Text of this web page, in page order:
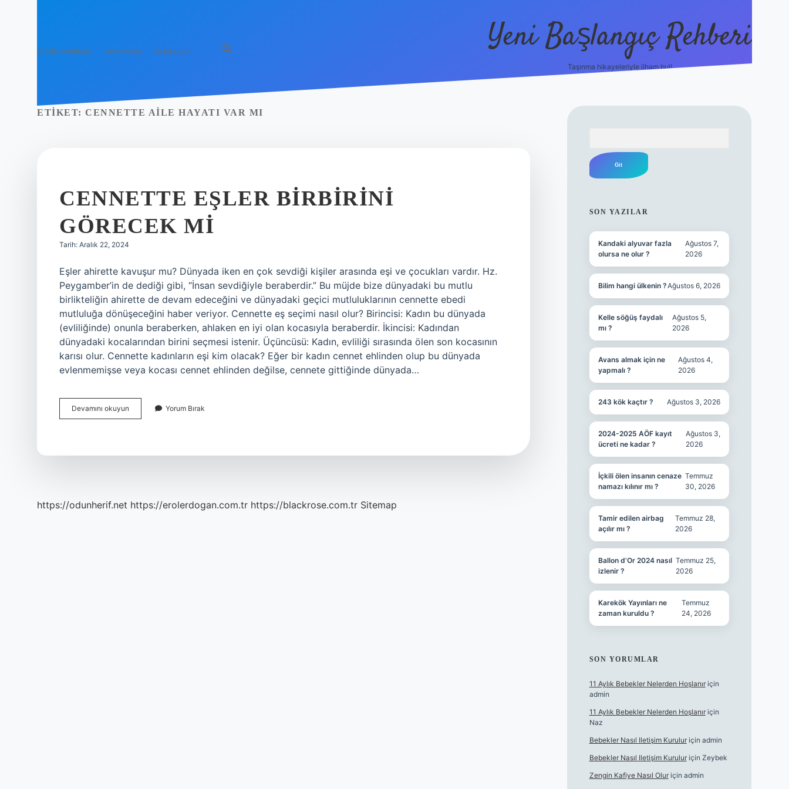
Gizlilik Politikası Hakkımızda Yasal Uyarı Yeni Başlangıç Rehberi
Taşınma hikayeleriyle ilham bul!
ETIKET: CENNETTE AILE HAYATI VAR MI
CENNETTE EŞLER BIRBIRINI
GÖRECEK MI
Tarih: Aralık 22, 2024
Eşler ahirette kavuşur mu? Dünyada iken en çok sevdiği kişiler arasında eşi ve çocukları vardır. Hz.
Peygamber’in de dediği gibi, “İnsan sevdiğiyle beraberdir.” Bu müjde bize dünyadaki bu mutlu
birlikteliğin ahirette de devam edeceğini ve dünyadaki geçici mutluluklarının cennette ebedi
mutluluğa dönüşeceğini haber veriyor. Cennette eş seçimi nasıl olur? Birincisi: Kadın bu dünyada
(evliliğinde) onunla beraberken, ahlaken en iyi olan kocasıyla beraberdir. İkincisi: Kadından
dünyadaki kocalarından birini seçmesi istenir. Üçüncüsü: Kadın, evliliği sırasında ölen son kocasının
karısı olur. Cennette kadınların eşi kim olacak? Eğer bir kadın cennet ehlinden olup bu dünyada
evlenmemişse veya kocası cennet ehlinden değilse, cennete gittiğinde dünyada…
Devamını okuyun Cennette
Eşler
Yorum Bırak
https://odunherif.net https://erolerdogan.com.tr https://blackrose.com.tr Sitemap
SON YAZILAR
Kandaki alyuvar fazla
olursa ne olur ?
Ağustos 7,
2026
Bilim hangi ülkenin ?Ağustos 6, 2026
Kelle söğüş faydalı
mı ?
Ağustos 5,
2026
Avans almak için ne
yapmalı ?
Ağustos 4,
2026
243 kök kaçtır ? Ağustos 3, 2026
2024-2025 AÖF kayıt
ücreti ne kadar ?
Ağustos 3,
2026
İçkili ölen insanın cenaze
namazı kılınır mı ?
Temmuz
30, 2026
Tamir edilen airbag
açılır mı ?
Temmuz 28,
2026
Ballon d’Or 2024 nasıl
izlenir ?
Temmuz 25,
2026
Karekök Yayınları ne
zaman kuruldu ?
Temmuz
24, 2026
SON YORUMLAR
11 Aylık Bebekler Nelerden Hoşlanıriçin
admin
11 Aylık Bebekler Nelerden Hoşlanıriçin
Naz
Bebekler Nasıl Iletişim Kuruluriçin admin
Bebekler Nasıl Iletişim Kuruluriçin Zeybek
Zengin Kafiye Nasıl Oluriçin admin
ilbet yeni giriş